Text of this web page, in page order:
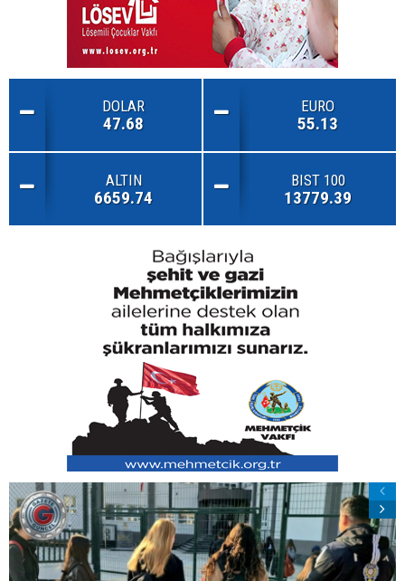
DOLAR
47.68
EURO
55.13
ALTIN
6659.74
BIST 100
13779.39